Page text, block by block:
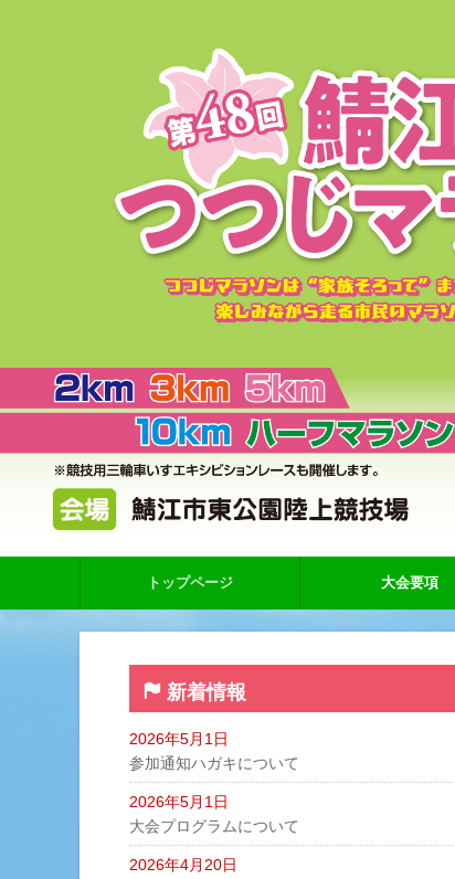
トップページ 大会要項
新着情報
2026年5月1日
参加通知ハガキについて
2026年5月1日
大会プログラムについて
2026年4月20日